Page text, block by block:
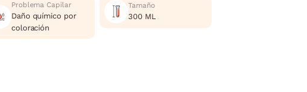
Problema Capilar
Daño químico por
coloración
Tamaño
300 ML